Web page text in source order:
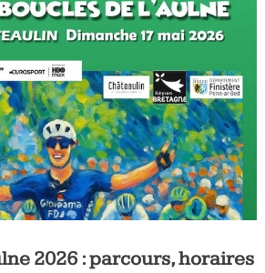
2026 : parcours, horaires